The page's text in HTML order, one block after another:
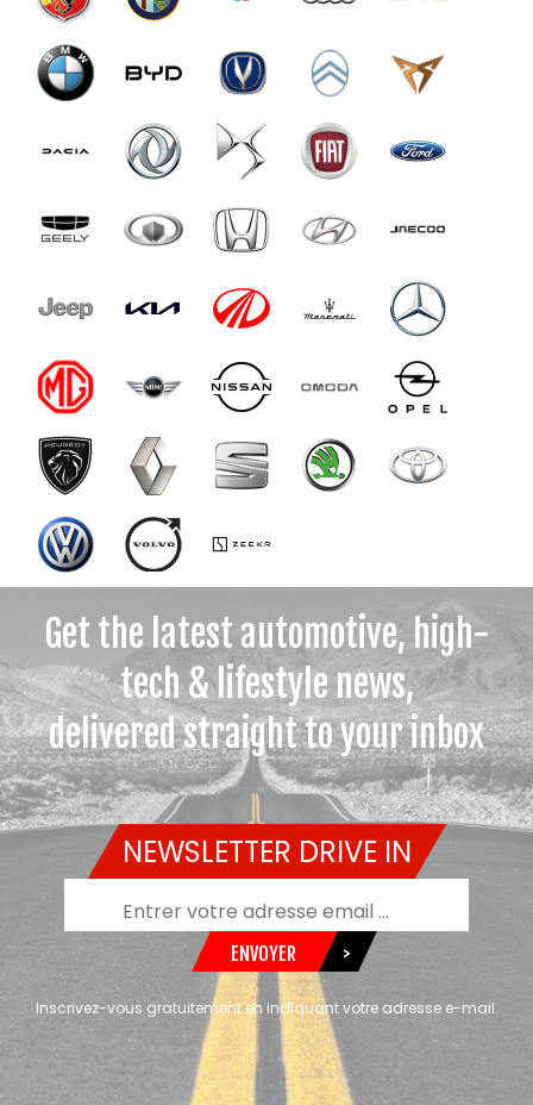
Get the latest automotive, high-
tech & lifestyle news,
delivered straight to your inbox
NEWSLETTER DRIVE IN
ENVOYER >
Inscrivez-vous gratuitement en indiquant votre adresse e-mail.